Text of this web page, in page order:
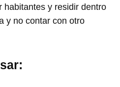
habitantes y residir dentro
y no contar con otro